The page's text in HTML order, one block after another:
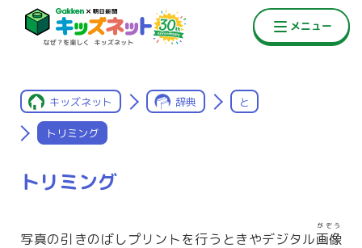
キッズネット 辞典 と
トリミング
トリミング
写真の引きのばしプリントを行うときやデジタル画像
がぞう